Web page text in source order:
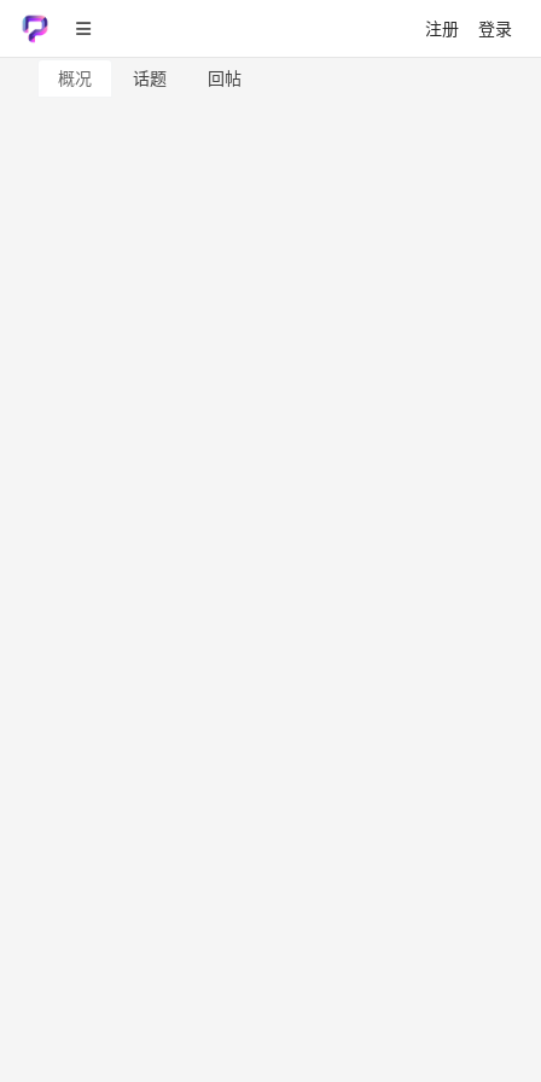
注册 登录
概况 话题 回帖